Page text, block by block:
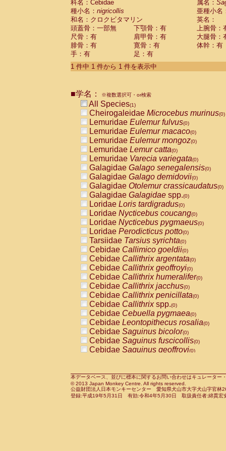
Cebidae
CebidaeSaguinus mystax
CebidaeSaguinus nigricollis (1)
Cebidae Saguinus oedipus
Cebidae Saguinus weddelli
Cebidae Saguinusspp.
Cebidae Aotus trivirgatus
Cebidae Cebus albifrons
CebidaeCebus nigrivittatus
CebidaeCebus
CebidaeSaimiri boliviensis(0)
CebidaeSaimiri sciureus(0)
AtelidaeAlouatta caraya(0)
AtelidaeAlouatta fusca(0)
AtelidaeAlouatta seniculus
AtelidaeAlouattaspp.(0)
AtelidaeAteles belzebuth(0)
AtelidaeAteles geoffroyi(0)
AtelidaeAteles paniscus(0)
AtelidaeAtelesspp.(0)
Atelidae Lagothrix lagothricha
AtelidaeLagothrix lagothricha cana
PitheciidaeCacajao calvus
PitheciidaeCallicebus cupreus
PitheciidaeCallicebus donacophilus
PitheciidaeCallicebus moloch
PitheciidaeCallicebus torquatus
PitheciidaeCallicebusspp.(0)
PitheciidaeChiropotes satanas(0)
PitheciidaePithecia monachus
PitheciidaePithecia pithecia(0)
CercopithecidaeCercocebus agilis
CercopithecidaeCercocebus
CercopithecidaeCercocebus
CercopithecidaeCercocebus
CercopithecidaeCercocebus
CercopithecidaeCercocebushybrid
CercopithecidaePapio anubis(0)
CercopithecidaePapio cynocephalus
CercopithecidaePapio hamadryas(0)
科名：Cebidae
属名：
種小名： nigricollis
亜種小名
和名：クロクビタマリン
英名：
頭蓋骨：一部無
下顎骨：有
上腕骨：
尺骨：有
肩甲骨：有
大腿骨：
腓骨：有
寛骨：有
体幹：有
手：有
足：有
1 件中 1 件から 1 件を表示中
■学名： ※複数選択可・or検索
All Species(1)
Cheirogaleidae Microcebus murinus(0)
Lemuridae Eulemur fulvus(0)
Lemuridae Eulemur macaco(0)
Lemuridae Eulemur mongoz(0)
Lemuridae Lemur catta(0)
Lemuridae Varecia variegata(0)
Galagidae Galago senegalensis(0)
Galagidae Galago demidovii(0)
Galagidae Otolemur crassicaudatus(0)
Galagidae Galagidae spp.(0)
Loridae Loris tardigradus(0)
Loridae Nycticebus coucang(0)
Loridae Nycticebus pygmaeus(0)
Loridae Perodicticus potto(0)
Tarsiidae Tarsius syrichta(0)
Cebidae Callimico goeldii(0)
Cebidae Callithrix argentata(0)
Cebidae Callithrix geoffroyi(0)
Cebidae Callithrix humeralifer(0)
Cebidae Callithrix jacchus(0)
Cebidae Callithrix penicillata(0)
Cebidae Callithrixspp.(0)
Cebidae Cebuella pygmaea(0)
Cebidae Leontopithecus rosalia(0)
Cebidae Saguinus bicolor(0)
Cebidae Saguinus fuscicollis(0)
Cebidae Saguinus geoffroyi(0)
CebidaeSaguinus leucopus(0)
CebidaeSaguinus midas(0)
Cebidae Saguinus mystax(0)
本データベース、並びに標本に関するお問い合わせはキュレータ
© 2013 Japan Monkey Centre. All rights reserved.
公益財団法人日本モンキーセンター 愛知県犬山市大字犬山字官
登録:平成19年5月31日 有効:令和4年5月30日 取扱責任者:綿貫宏